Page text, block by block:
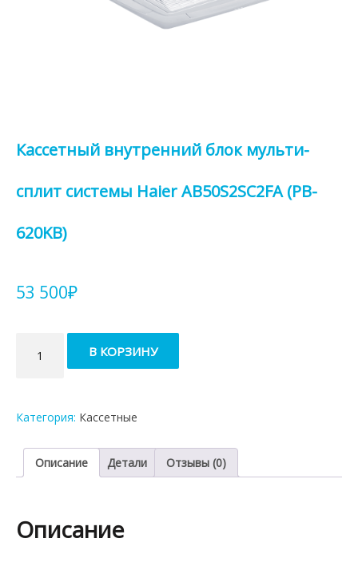
Кассетный внутренний блок мульти-
сплит системы Haier AB50S2SC2FA (PB-
620KB)
53 500₽
товара
Кассетный
мульти-
системы
Haier
620KB)
В КОРЗИНУ
Категория: Кассетные
Описание Детали Отзывы (0)
Описание